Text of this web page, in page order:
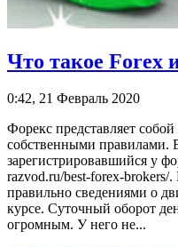
Что такое Forex
0:42, 21 Февраль 2020
Форекс представляет
собственными правилами.
зарегистрировавшийся у
razvod.ru/best-forex-brokers/
правильно сведениями о
курсе. Суточный оборот
огромным. У него не...